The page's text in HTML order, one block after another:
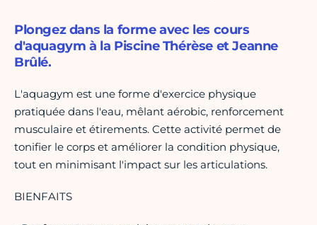
Plongez dans la forme avec les cours
d'aquagym à la Piscine Thérèse et Jeanne
Brûlé.
L'aquagym est une forme d'exercice physique
pratiquée dans l'eau, mêlant aérobic, renforcement
musculaire et étirements. Cette activité permet de
tonifier le corps et améliorer la condition physique,
tout en minimisant l'impact sur les articulations.
BIENFAITS